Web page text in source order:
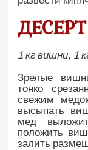
1 кг вишни, 1
Зрелые
тонко
свежим
высыпать
мед
положить
залить